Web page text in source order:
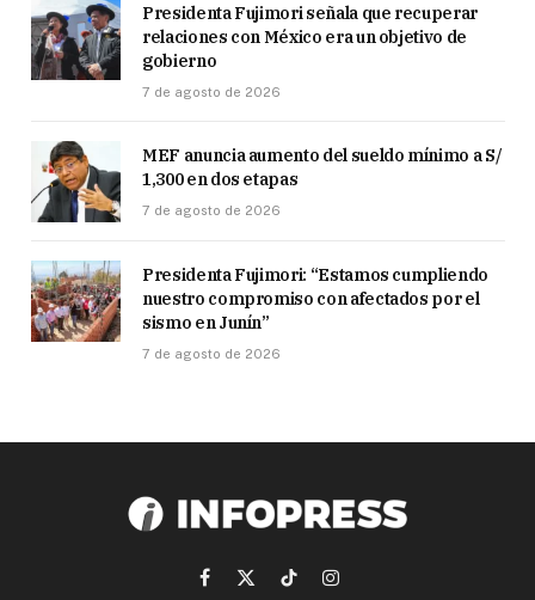
Presidenta Fujimori señala que recuperar
relaciones con México era un objetivo de
gobierno
7 de agosto de 2026
MEF anuncia aumento del sueldo mínimo a S/
1,300 en dos etapas
7 de agosto de 2026
Presidenta Fujimori: “Estamos cumpliendo
nuestro compromiso con afectados por el
sismo en Junín”
7 de agosto de 2026
Facebook
X
TikTokInstagram